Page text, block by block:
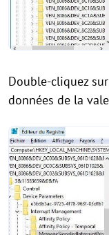
Double-cliquez sur
données de la